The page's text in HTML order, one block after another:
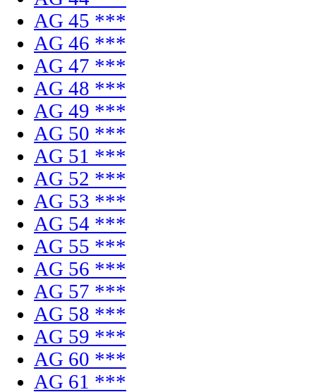
AG 45 ***
AG 46 ***
AG 47 ***
AG 48 ***
AG 49 ***
AG 50 ***
AG 51 ***
AG 52 ***
AG 53 ***
AG 54 ***
AG 55 ***
AG 56 ***
AG 57 ***
AG 58 ***
AG 59 ***
AG 60 ***
AG 61 ***